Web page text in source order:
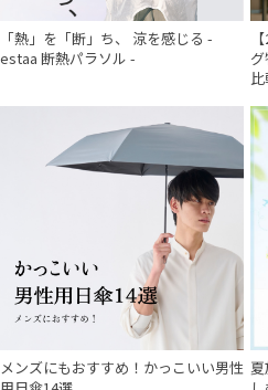
「熱」を「断」ち、 涼を感じる -
estaa 断熱パラソル -
比
メンズにもおすすめ！かっこいい男性